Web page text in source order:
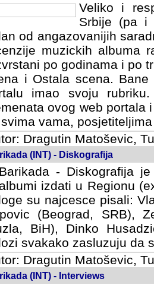
Veliko i
Srbije (pa i
od angazovanijih
muzickih albuma
po godinama i po
i Ostala scena.
imao svoju
ovog web portala
vama,
Dragutin Matoševic,
(INT) - Diskografija
Barikada - Diskografija
albumi izdati u Regionu
su najcesce pisali:
(Beograd, SRB),
BiH), Dinko
svakako zasluzuju da
Dragutin Matoševic,
(INT) - Interviews